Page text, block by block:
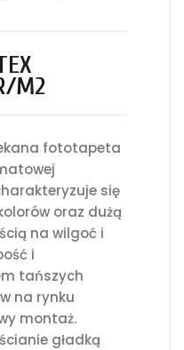
M2
fototapeta
się
oraz dużą
na wilgoć i
i
tańszych
na rynku
montaż.
gładką